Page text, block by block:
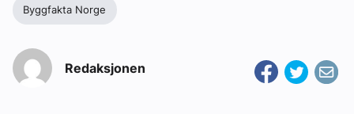
Byggfakta Norge
Redaksjonen